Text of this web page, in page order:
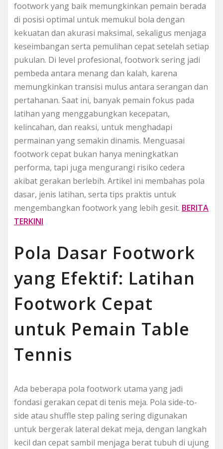
footwork yang baik memungkinkan pemain berada
di posisi optimal untuk memukul bola dengan
kekuatan dan akurasi maksimal, sekaligus menjaga
keseimbangan serta pemulihan cepat setelah setiap
pukulan. Di level profesional, footwork sering jadi
pembeda antara menang dan kalah, karena
memungkinkan transisi mulus antara serangan dan
pertahanan. Saat ini, banyak pemain fokus pada
latihan yang menggabungkan kecepatan,
kelincahan, dan reaksi, untuk menghadapi
permainan yang semakin dinamis. Menguasai
footwork cepat bukan hanya meningkatkan
performa, tapi juga mengurangi risiko cedera
akibat gerakan berlebih. Artikel ini membahas pola
dasar, jenis latihan, serta tips praktis untuk
mengembangkan footwork yang lebih gesit. BERITA
TERKINI
Pola Dasar Footwork
yang Efektif: Latihan
Footwork Cepat
untuk Pemain Table
Tennis
Ada beberapa pola footwork utama yang jadi
fondasi gerakan cepat di tenis meja. Pola side-to-
side atau shuffle step paling sering digunakan
untuk bergerak lateral dekat meja, dengan langkah
kecil dan cepat sambil menjaga berat tubuh di ujung